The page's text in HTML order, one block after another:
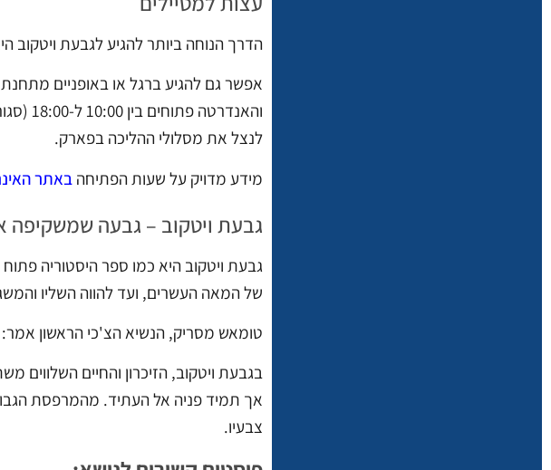
הדרך הנוחה ביותר להגיע לגבעת ויטקוב היא באמצעות קו אוטובוס
לנצל את מסלולי ההליכה בפארק.
מידע מדויק על שעות הפתיחה באתר
גבעת ויטקוב – גבעה שמשקיפה
גבעת ויטקוב היא כמו ספר היסטוריה
של המאה העשרים, ועד להווה השליו
טומאש מסריק, הנשיא הצ'כי הראשון
בגבעת ויטקוב, הזיכרון והחיים
אך תמיד פניה אל העתיד. מהמרפסת
צבעיו.